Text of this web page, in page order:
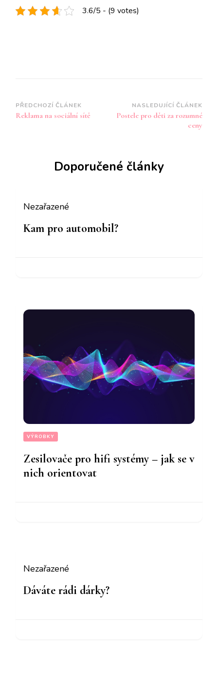
3.6/5 - (9 votes)
Navigace
příspěvku
PŘEDCHOZÍ ČLÁNEK
Reklama na sociální sítě
NASLEDUJÍCÍ ČLÁNEK
Postele pro děti za rozumné
ceny
Doporučené články
Nezařazené
Kam pro automobil?
VÝROBKY
Zesilovače pro hifi systémy – jak se v
nich orientovat
Nezařazené
Dáváte rádi dárky?